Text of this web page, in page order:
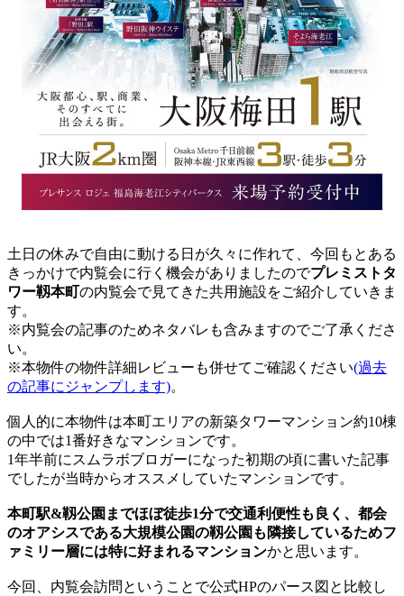
土日の休みで自由に動ける日が久々に作れて、今回もとある
きっかけで内覧会に行く機会がありましたのでプレミストタ
ワー靱本町の内覧会で見てきた共用施設をご紹介していきま
す。
※内覧会の記事のためネタバレも含みますのでご了承くださ
い。
※本物件の物件詳細レビューも併せてご確認ください(過去
の記事にジャンプします)。
個人的に本物件は本町エリアの新築タワーマンション約10棟
の中では1番好きなマンションです。
1年半前にスムラボブロガーになった初期の頃に書いた記事
でしたが当時からオススメしていたマンションです。
本町駅&靱公園までほぼ徒歩1分で交通利便性も良く、都会
のオアシスである大規模公園の靱公園も隣接しているためフ
ァミリー層には特に好まれるマンションかと思います。
今回、内覧会訪問ということで公式HPのパース図と比較し